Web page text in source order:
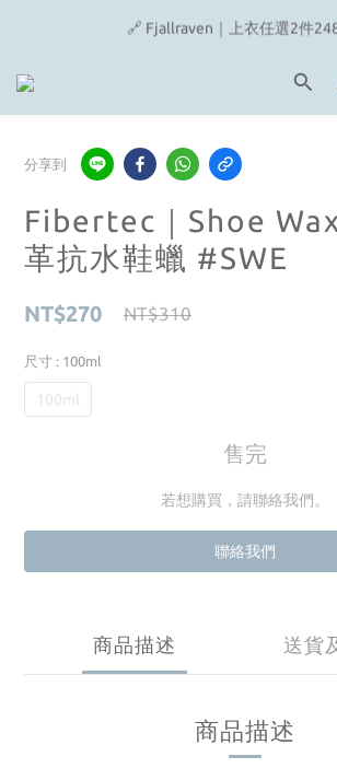
🔗 Snow Peak｜歡慶父親節滿4500即
🔗 Fjallraven｜上衣任選2件
🎉On/HOKA 新品陸續上架
分享到
Fibertec｜Shoe
革抗水鞋蠟 #SWE
NT$270 NT$310
尺寸 : 100ml
100ml
售完
若想購買，請聯絡我們。
聯絡我們
商品描述 送貨
商品描述